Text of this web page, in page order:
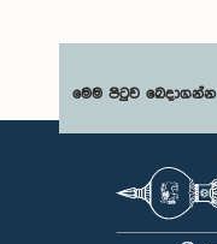
මෙම පිටුව බෙදාගන්න